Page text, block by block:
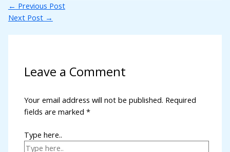
← Previous Post
Next Post →
Leave a Comment
Your email address will not be published. Required
fields are marked*
Type here..